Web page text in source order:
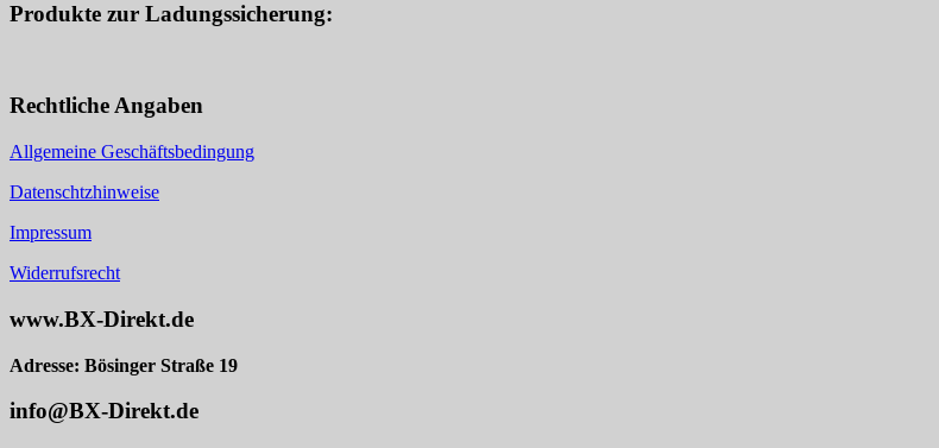
Produkte zur Ladungssicherung:
Rechtliche Angaben
Allgemeine Geschäftsbedingung
Datenschtzhinweise
Impressum
Widerrufsrecht
www.BX-Direkt.de
Adresse: Bösinger Straße 19
info@BX-Direkt.de